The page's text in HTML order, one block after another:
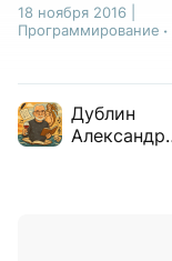
18 ноября 2016
Программирование
Дублин
Александр